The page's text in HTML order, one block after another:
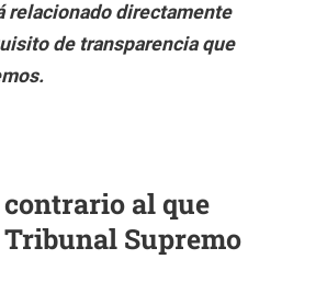
relacionado directamente
de transparencia que
al que
Supremo